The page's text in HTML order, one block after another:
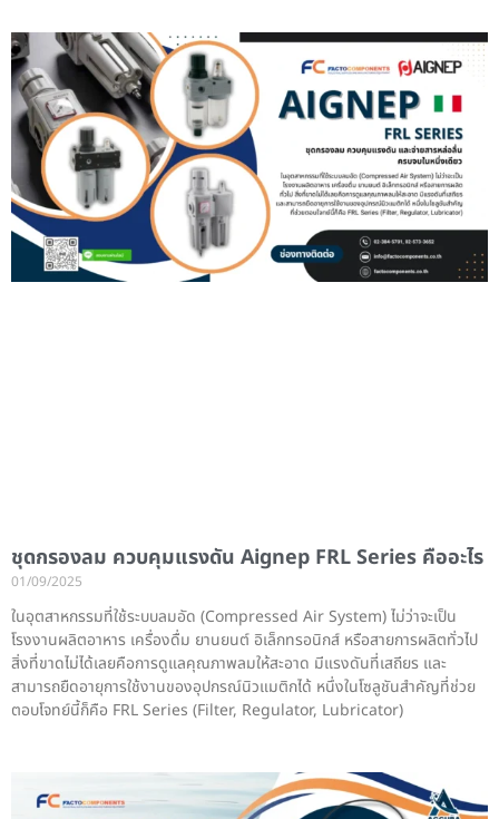
ชุดกรองลม ควบคุมแรงดัน Aignep FRL Series คืออะไร
01/09/2025
ในอุตสาหกรรมที่ใช้ระบบลมอัด (Compressed Air System) ไม่ว่าจะเป็น
โรงงานผลิตอาหาร เครื่องดื่ม ยานยนต์ อิเล็กทรอนิกส์ หรือสายการผลิตทั่วไป
สิ่งที่ขาดไม่ได้เลยคือการดูแลคุณภาพลมให้สะอาด มีแรงดันที่เสถียร และ
สามารถยืดอายุการใช้งานของอุปกรณ์นิวแมติกได้ หนึ่งในโซลูชันสำคัญที่ช่วย
ตอบโจทย์นี้ก็คือ FRL Series (Filter, Regulator, Lubricator)